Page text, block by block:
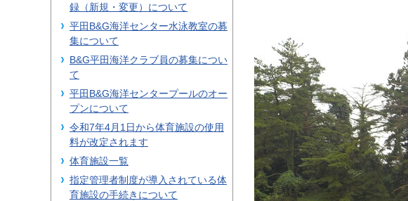
録（新規・変更）について
平田B&G海洋センター水泳教室の募
集について
B&G平田海洋クラブ員の募集につい
て
平田B&G海洋センタープールのオー
プンについて
令和7年4月1日から体育施設の使用
料が改定されます
体育施設一覧
指定管理者制度が導入されている体
育施設の手続きについて